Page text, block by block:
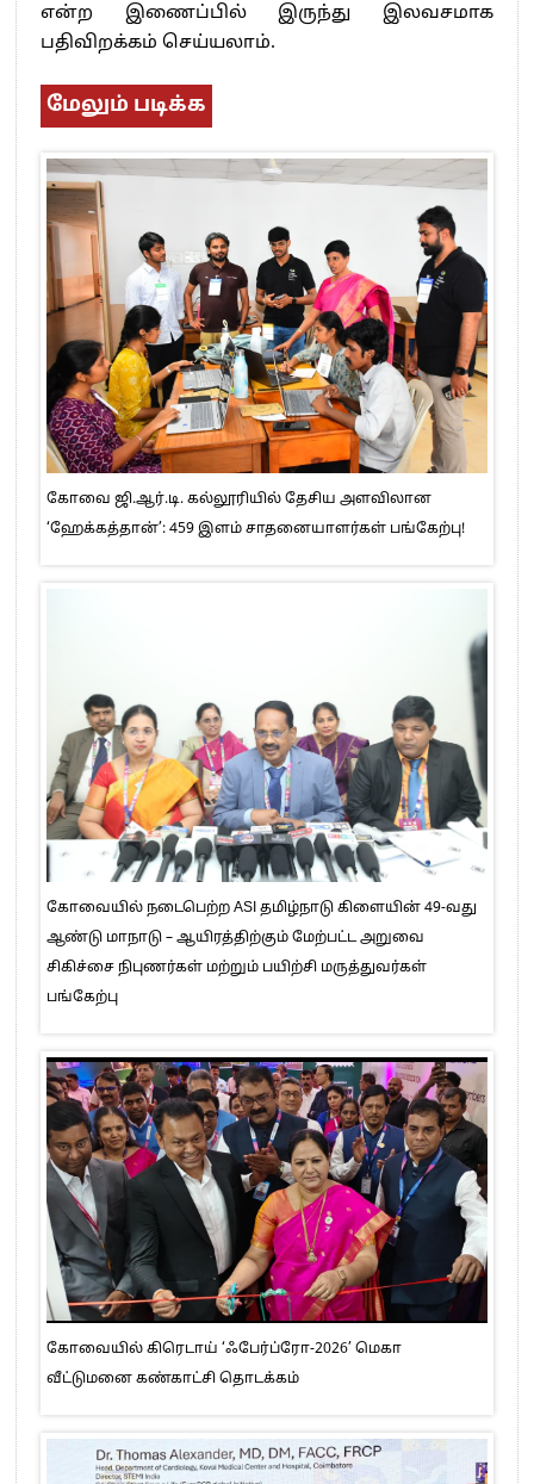
என்ற இணைப்பில் இருந்து இலவசமாக
பதிவிறக்கம் செய்யலாம்.
மேலும் படிக்க
கோவை ஜி.ஆர்.டி. கல்லூரியில் தேசிய அளவிலான
‘ஹேக்கத்தான்’: 459 இளம் சாதனையாளர்கள் பங்கேற்பு!
கோவையில் நடைபெற்ற ASI தமிழ்நாடு கிளையின் 49-வது
ஆண்டு மாநாடு – ஆயிரத்திற்கும் மேற்பட்ட அறுவை
சிகிச்சை நிபுணர்கள் மற்றும் பயிற்சி மருத்துவர்கள்
பங்கேற்பு
கோவையில் கிரெடாய் ‘ஃபேர்ப்ரோ-2026’ மெகா
வீட்டுமனை கண்காட்சி தொடக்கம்